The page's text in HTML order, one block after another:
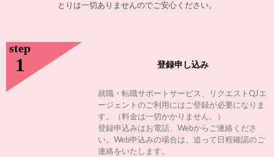
とりは一切ありませんのでご安心ください。
step
1 登録申し込み
就職・転職サポートサービス、リクエストQJエ
ージェントのご利用にはご登録が必要になりま
す。（料金は一切かかりません。）
登録申込みはお電話、Webからご連絡くださ
い。Web申込みの場合は、追って日程確認のご
連絡をいたします。